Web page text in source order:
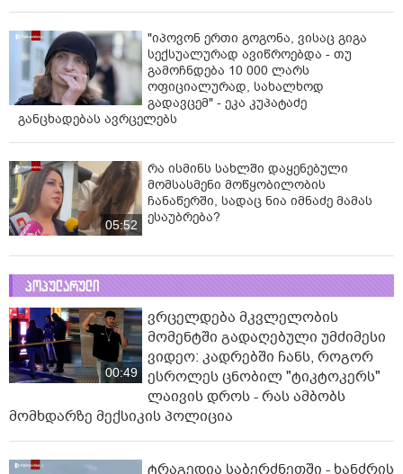
"იპოვონ ერთი გოგონა, ვისაც გიგა
სექსუალურად ავიწროებდა - თუ
გამოჩნდება 10 000 ლარს
ოფიციალურად, სახალხოდ
გადავცემ" - ეკა კუპატაძე
განცხადებას ავრცელებს
05:52
რა ისმინს სახლში დაყენებული
მომსასმენი მოწყობილობის
ჩანაწერში, სადაც ნია იმნაძე მამას
ესაუბრება?
პოპულარული
00:49
ვრცელდება მკვლელობის
მომენტში გადაღებული უმძიმესი
ვიდეო: კადრებში ჩანს, როგორ
ესროლეს ცნობილ "ტიკტოკერს"
ლაივის დროს - რას ამბობს
მომხდარზე მექსიკის პოლიცია
ტრაგედია საბერძნეთში - ხანძრის